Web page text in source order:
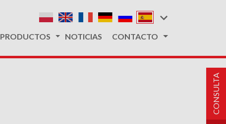
PRODUCTOS NOTICIAS CONTACTO
CONSULTA